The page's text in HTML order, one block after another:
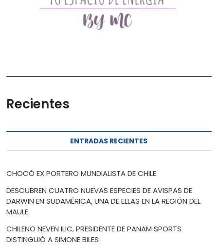
Recientes
ENTRADAS RECIENTES
CHOCÓ EX PORTERO MUNDIALISTA DE CHILE
DESCUBREN CUATRO NUEVAS ESPECIES DE AVISPAS DE
DARWIN EN SUDAMÉRICA, UNA DE ELLAS EN LA REGIÓN DEL
MAULE
CHILENO NEVEN ILIC, PRESIDENTE DE PANAM SPORTS
DISTINGUIÓ A SIMONE BILES